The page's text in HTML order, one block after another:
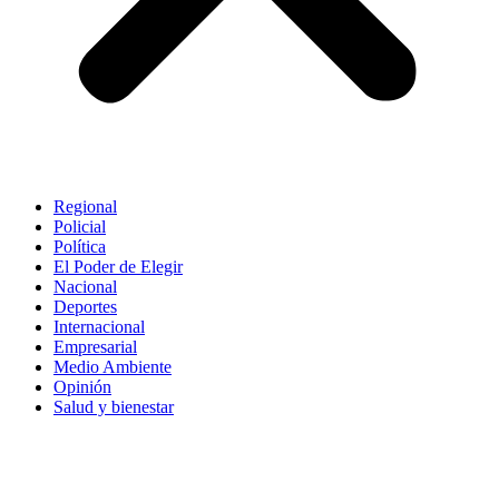
Regional
Policial
Política
El Poder de Elegir
Nacional
Deportes
Internacional
Empresarial
Medio Ambiente
Opinión
Salud y bienestar